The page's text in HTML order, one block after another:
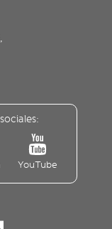
YouTube